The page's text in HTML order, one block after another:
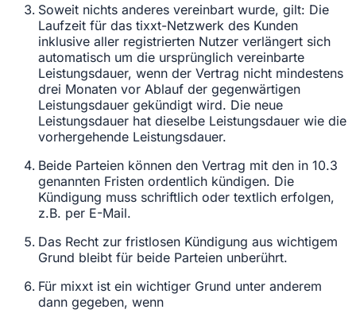
Soweit nichts anderes vereinbart wurde, gilt: Die
Laufzeit für das tixxt-Netzwerk des Kunden
inklusive aller registrierten Nutzer verlängert sich
automatisch um die ursprünglich vereinbarte
Leistungsdauer, wenn der Vertrag nicht mindestens
drei Monaten vor Ablauf der gegenwärtigen
Leistungsdauer gekündigt wird. Die neue
Leistungsdauer hat dieselbe Leistungsdauer wie die
vorhergehende Leistungsdauer.
Beide Parteien können den Vertrag mit den in 10.3
genannten Fristen ordentlich kündigen. Die
Kündigung muss schriftlich oder textlich erfolgen,
z.B. per E-Mail.
Das Recht zur fristlosen Kündigung aus wichtigem
Grund bleibt für beide Parteien unberührt.
Für mixxt ist ein wichtiger Grund unter anderem
dann gegeben, wenn